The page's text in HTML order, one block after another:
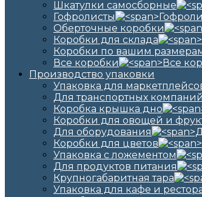
Шкатулки самосборные
Гофролисты
Оберточные коробки
Коробки для склада
Коробки по вашим
Все коробки
Производство упаковки
Упаковка для
Для транспортных компаний
Коробка крышка дно
Коробки для овощей и
Для оборудования
Коробки для цветов
Упаковка с ложементом
Для продуктов питания
Крупногабаритная тара
Упаковка для кафе и